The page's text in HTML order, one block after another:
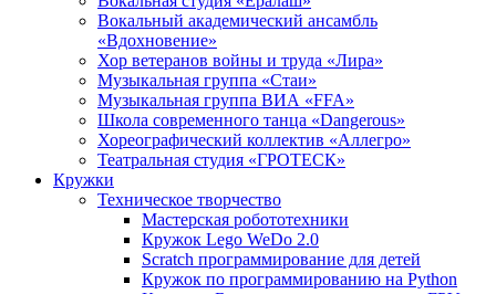
Вокальный академический ансамбль
«Вдохновение»
Хор ветеранов войны и труда «Лира»
Музыкальная группа «Стаи»
Музыкальная группа ВИА «FFA»
Школа современного танца «Dangerous»
Хореографический коллектив «Аллегро»
Театральная студия «ГРОТЕСК»
Кружки
Техническое творчество
Мастерская робототехники
Кружок Lego WeDo 2.0
Scratch программирование для детей
Кружок по программированию на Python